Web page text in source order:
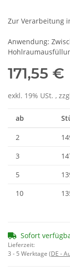
Zur Verarbeitung
Anwendung:
171,55 €
exkl. 19% USt. ,
ab
2
3
5
10
Sofort
Lieferzeit:
3 - 5 Werktage (DE -